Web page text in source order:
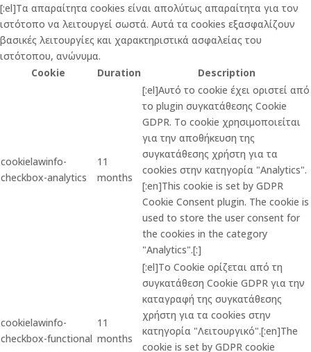
[:el]Τα απαραίτητα cookies είναι απολύτως απαραίτητα για τον
ιστότοπο να λειτουργεί σωστά. Αυτά τα cookies εξασφαλίζουν
βασικές λειτουργίες και χαρακτηριστικά ασφαλείας του
ιστότοπου, ανώνυμα.
Cookie
Duration Description
cookielawinfo-
checkbox-analytics
11
months
[:el]Αυτό το cookie έχει οριστεί από
το plugin συγκατάθεσης Cookie
GDPR. Το cookie χρησιμοποιείται
για την αποθήκευση της
συγκατάθεσης χρήστη για τα
cookies στην κατηγορία "Analytics".
[:en]This cookie is set by GDPR
Cookie Consent plugin. The cookie is
used to store the user consent for
the cookies in the category
"Analytics".[:]
cookielawinfo-
checkbox-functional
11
months
[:el]Το Cookie ορίζεται από τη
συγκατάθεση Cookie GDPR για την
καταγραφή της συγκατάθεσης
χρήστη για τα cookies στην
κατηγορία "Λειτουργικό".[:en]The
cookie is set by GDPR cookie